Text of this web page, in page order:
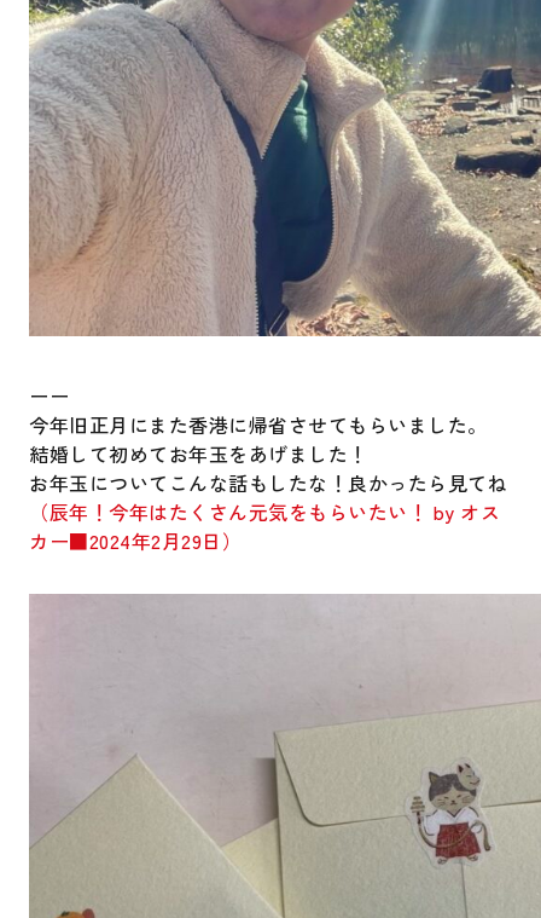
ーー
今年旧正月にまた香港に帰省させてもらいました。
結婚して初めてお年玉をあげました！
お年玉についてこんな話もしたな！良かったら見てね
（辰年！今年はたくさん元気をもらいたい！ by オス
カー■2024年2月29日）